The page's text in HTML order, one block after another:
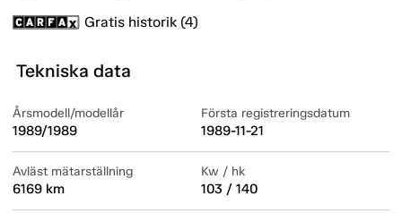
Gratis historik (4)
Tekniska data
Årsmodell/modellår
1989/1989
Första registreringsdatum
1989-11-21
Avläst mätarställning
6169 km
Kw / hk
103 / 140